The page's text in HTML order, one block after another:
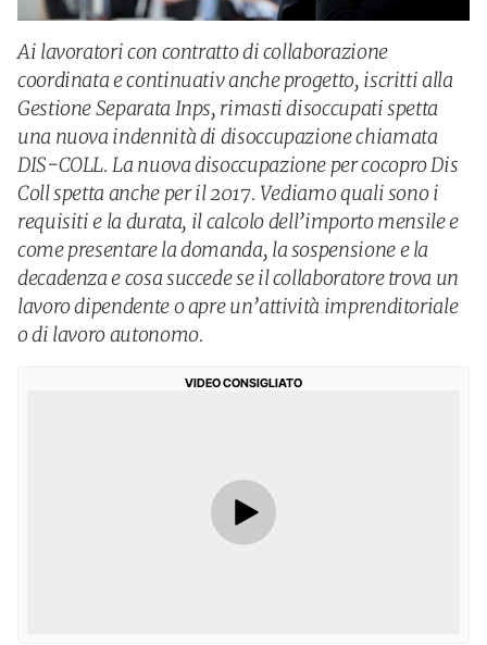
Ai lavoratori con contratto di collaborazione
coordinata e continuativ anche progetto, iscritti alla
Gestione Separata Inps, rimasti disoccupati spetta
una nuova indennità di disoccupazione chiamata
DIS-COLL. La nuova disoccupazione per cocopro Dis
Coll spetta anche per il 2017. Vediamo quali sono i
requisiti e la durata, il calcolo dell’importo mensile e
come presentare la domanda, la sospensione e la
decadenza e cosa succede se il collaboratore trova un
lavoro dipendente o apre un’attività imprenditoriale
o di lavoro autonomo.
VIDEO CONSIGLIATO